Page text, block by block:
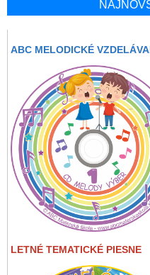
ABC MELODICKÉ
LETNÉ TEMATICKÉ PIESNE